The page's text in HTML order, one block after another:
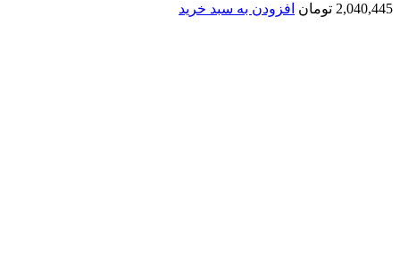
2,040,445 تومان افزودن به سبد خرید